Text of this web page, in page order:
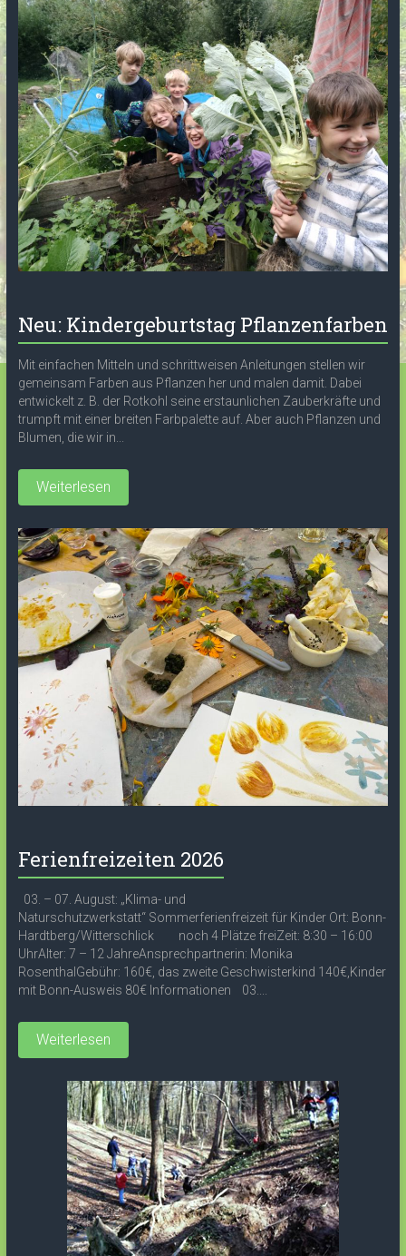
Neu: Kindergeburtstag Pflanzenfarben
Mit einfachen Mitteln und schrittweisen Anleitungen stellen wir
gemeinsam Farben aus Pflanzen her und malen damit. Dabei
entwickelt z. B. der Rotkohl seine erstaunlichen Zauberkräfte und
trumpft mit einer breiten Farbpalette auf. Aber auch Pflanzen und
Blumen, die wir in...
Weiterlesen
Ferienfreizeiten 2026
03. – 07. August: „Klima- und
Naturschutzwerkstatt“ Sommerferienfreizeit für Kinder Ort: Bonn-
Hardtberg/Witterschlick noch 4 Plätze freiZeit: 8:30 – 16:00
UhrAlter: 7 – 12 JahreAnsprechpartnerin: Monika
RosenthalGebühr: 160€, das zweite Geschwisterkind 140€,Kinder
mit Bonn-Ausweis 80€ Informationen 03....
Weiterlesen